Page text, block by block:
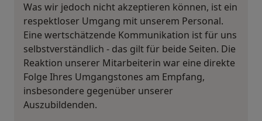
Was wir jedoch nicht akzeptieren können, ist ein
respektloser Umgang mit unserem Personal.
Eine wertschätzende Kommunikation ist für uns
selbstverständlich - das gilt für beide Seiten. Die
Reaktion unserer Mitarbeiterin war eine direkte
Folge Ihres Umgangstones am Empfang,
insbesondere gegenüber unserer
Auszubildenden.